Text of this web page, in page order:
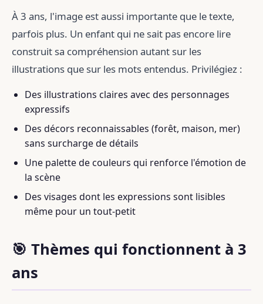
À 3 ans, l'image est aussi importante que le texte,
parfois plus. Un enfant qui ne sait pas encore lire
construit sa compréhension autant sur les
illustrations que sur les mots entendus. Privilégiez :
Des illustrations claires avec des personnages
expressifs
Des décors reconnaissables (forêt, maison, mer)
sans surcharge de détails
Une palette de couleurs qui renforce l'émotion de
la scène
Des visages dont les expressions sont lisibles
même pour un tout-petit
🎯 Thèmes qui fonctionnent à 3
ans